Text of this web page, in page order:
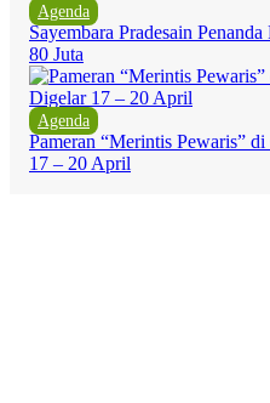
Agenda
Sayembara Pradesain
80 Juta
Agenda
Pameran “Merintis Pewaris”
17 – 20 April